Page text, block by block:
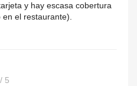
y hay escasa cobertura
el restaurante).
5